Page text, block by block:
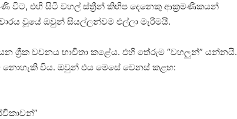
විට, එහි සිටි වහල් ස්ත්‍රීන් කිහිප දෙනෙකු ආක්‍රමණිකයන්
වූයේ ඔවුන් සියල්ලන්වම එල්ලා මැරීමයි.
ග්‍රීක වචනය භාවිතා කළේය. එහි තේරුම “වහලුන්” යන්නයි.
නොහැකි විය. ඔවුන් එය මෙසේ වෙනස් කළහ: